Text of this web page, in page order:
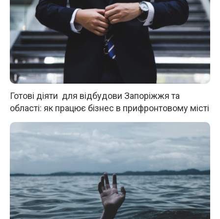
Готові діяти для відбудови Запоріжжя та
області: як працює бізнес в прифронтовому місті